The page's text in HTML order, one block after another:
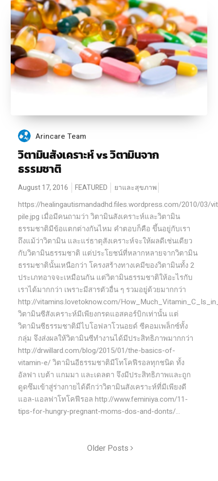
Arincare Team
วิตามินสังเคราะห์ vs วิตามินจาก
ธรรมชาติ
August 17, 2016 FEATURED ยาและสุขภาพ
https://healingautismandadhd.files.wordpress.com/2010/03/
pile.jpg เมื่อมีคนถามว่า วิตามินสังเคราะห์และวิตามิน
ธรรมชาติมีข้อแตกต่างกันไหม คำตอบก็คือ ขึ้นอยู่กับเรา
ถึงแม้ว่าวิตามิน และแร่ธาตุสังเคราะห์จะให้ผลดีเช่นเดียว
กับวิตามินธรรมชาติ แต่ประโยชน์ที่หลากหลายจากวิตามิน
ธรรมชาตินั้นเหนือกว่า โครงสร้างทางเคมีของวิตามินทั้ง 2
ประเภทอาจจะเหมือนกัน แต่วิตามินธรรมชาติให้อะไรกับ
เราได้มากกว่า เพราะมีสารตัวอื่น ๆ รวมอยู่ด้วยมากกว่า
http://vitamins.lovetoknow.com/
วิตามินซีสังเคราะห์มีเพียงกรดแอสคอร์บิกเท่านั้น แต่
วิตามินซีธรรมชาติมีไบโอฟลาโวนอยด์ ซีคอมเพล็กซ์ทั้ง
กลุ่ม จึงส่งผลให้วิตามินซีทำงานได้มีประสิทธิภาพมากกว่า
http://drwillard.com/blog/2015/01/the-basics-of-
vitamin-e/ วิตามินอีธรรมชาติมีโทโคฟีรอลทุกชนิด ทั้ง
อัลฟา เบต้า แกมมา และเดลตา จึงมีประสิทธิภาพและถูก
ดูดซึมเข้าสู่ร่างกายได้ดีกว่าวิตามินสังเคราะห์ที่มีเพียงดี
แอล-แอลฟาโทโคฟีรอล http://www.feminiya.com/11-
tips-for-hungry-pregnant-moms-dos-and-donts/...
Older Posts